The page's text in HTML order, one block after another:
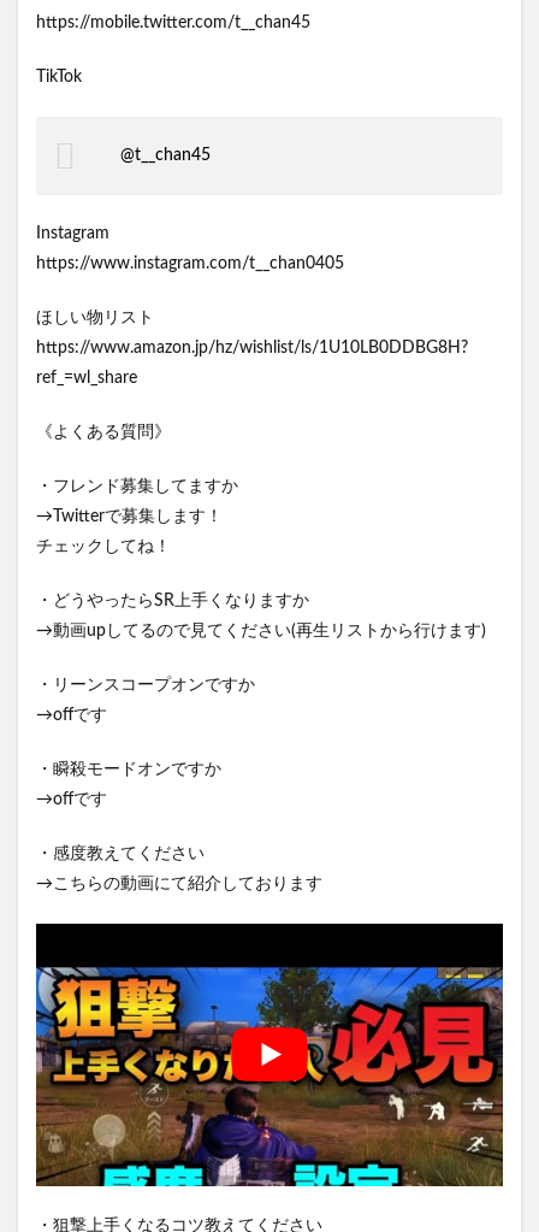
https://mobile.twitter.com/t__chan45
TikTok
@t__chan45
Instagram
https://www.instagram.com/t__chan0405
ほしい物リスト
https://www.amazon.jp/hz/wishlist/ls/1U10LB0DDBG8H?
ref_=wl_share
《よくある質問》
・フレンド募集してますか
→Twitterで募集します！
チェックしてね！
・どうやったらSR上手くなりますか
→動画upしてるので見てください(再生リストから行けます)
・リーンスコープオンですか
→offです
・瞬殺モードオンですか
→offです
・感度教えてください
→こちらの動画にて紹介しております
・狙撃上手くなるコツ教えてください